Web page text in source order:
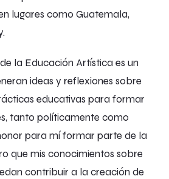
lugares como Guatemala,
la Educación Artística es un
ideas y reflexiones sobre
educativas para formar
tanto políticamente como
para mí formar parte de la
que mis conocimientos sobre
contribuir a la creación de